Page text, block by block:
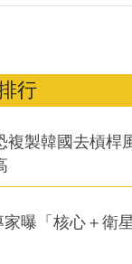
行
複製韓國去槓桿
曝「核心＋衛